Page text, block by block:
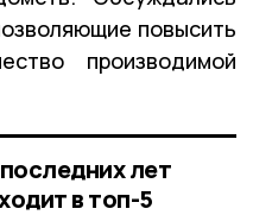
повысить
производимой
лет
в топ-5